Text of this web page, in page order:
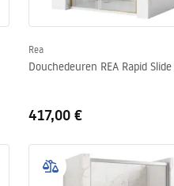
Rea
Douchedeuren REA Rapid
417,00 €